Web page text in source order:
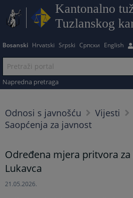
Kantonalno
Tuzlanskog
Bosanski Hrvatski Srpski Српски English
Napredna pretraga
Odnosi s javnošću
Vijesti
Saopćenja za javnost
Određena mjera pritvora za
Lukavca
21.05.2026.